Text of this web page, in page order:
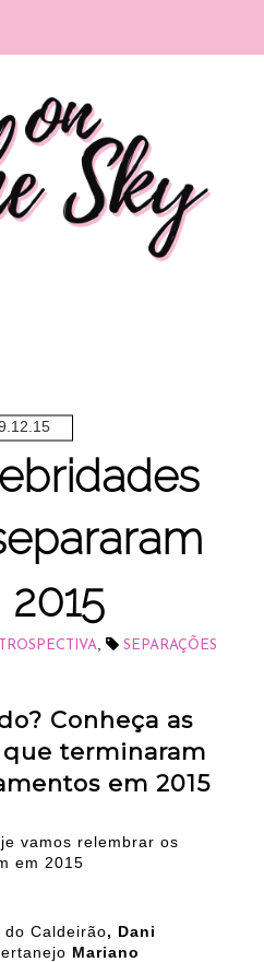
, SEPARAÇÕES
Conheça as
terminaram
em 2015
vamos relembrar os
em 2015
do Caldeirão, Dani
Mariano